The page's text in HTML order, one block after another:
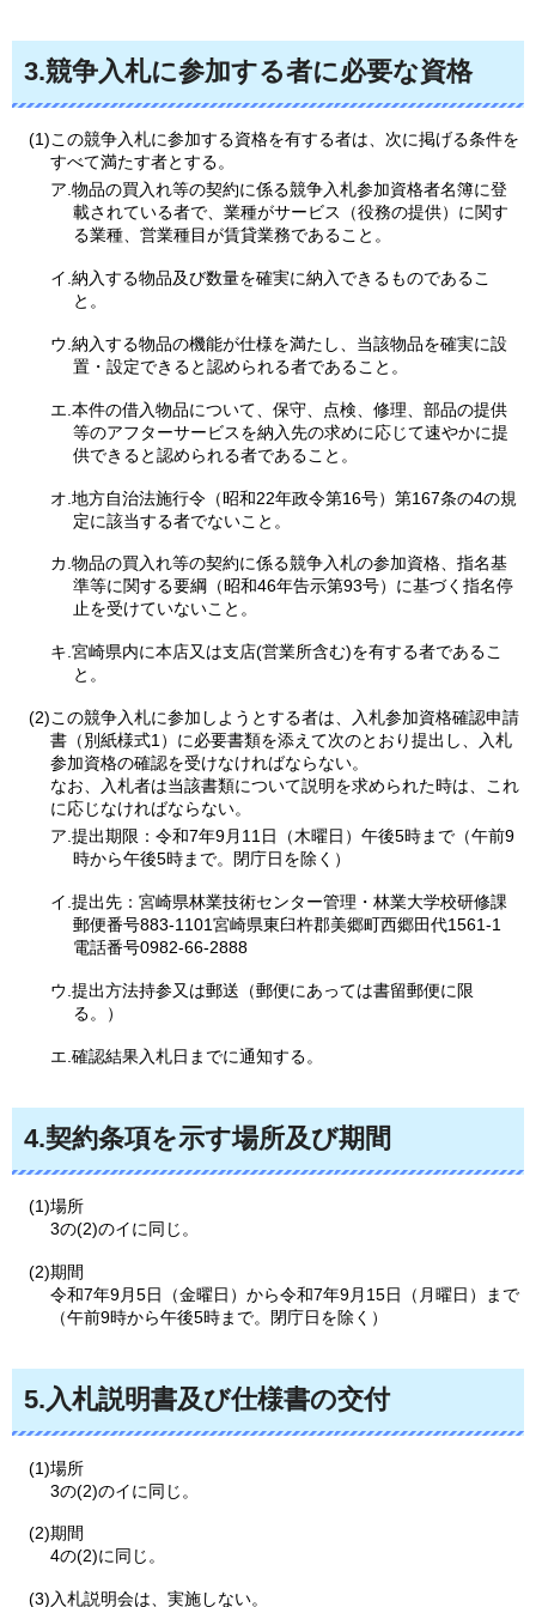
3.競争入札に参加する者に必要な資格
(1)この競争入札に参加する資格を有する者は、次に掲げる条件を
すべて満たす者とする。
ア.物品の買入れ等の契約に係る競争入札参加資格者名簿に登
載されている者で、業種がサービス（役務の提供）に関す
る業種、営業種目が賃貸業務であること。
イ.納入する物品及び数量を確実に納入できるものであるこ
と。
ウ.納入する物品の機能が仕様を満たし、当該物品を確実に設
置・設定できると認められる者であること。
エ.本件の借入物品について、保守、点検、修理、部品の提供
等のアフターサービスを納入先の求めに応じて速やかに提
供できると認められる者であること。
オ.地方自治法施行令（昭和22年政令第16号）第167条の4の規
定に該当する者でないこと。
カ.物品の買入れ等の契約に係る競争入札の参加資格、指名基
準等に関する要綱（昭和46年告示第93号）に基づく指名停
止を受けていないこと。
キ.宮崎県内に本店又は支店(営業所含む)を有する者であるこ
と。
(2)この競争入札に参加しようとする者は、入札参加資格確認申請
書（別紙様式1）に必要書類を添えて次のとおり提出し、入札
参加資格の確認を受けなければならない。
なお、入札者は当該書類について説明を求められた時は、これ
に応じなければならない。
ア.提出期限：令和7年9月11日（木曜日）午後5時まで（午前9
時から午後5時まで。閉庁日を除く）
イ.提出先：宮崎県林業技術センター管理・林業大学校研修課
郵便番号883-1101宮崎県東臼杵郡美郷町西郷田代1561-1
電話番号0982-66-2888
ウ.提出方法持参又は郵送（郵便にあっては書留郵便に限
る。）
エ.確認結果入札日までに通知する。
4.契約条項を示す場所及び期間
(1)場所
3の(2)のイに同じ。
(2)期間
令和7年9月5日（金曜日）から令和7年9月15日（月曜日）まで
（午前9時から午後5時まで。閉庁日を除く）
5.入札説明書及び仕様書の交付
(1)場所
3の(2)のイに同じ。
(2)期間
4の(2)に同じ。
(3)入札説明会は、実施しない。